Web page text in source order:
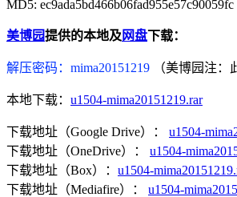
MD5: ec9ada5bd466b06fad955e57c90059fc
美博园提供的本地及 网盘下载：
解压密码：mima20151219 （美博园注
本地下载： u1504-mima20151219.rar
下载地址（Google Drive）： u1504-
下载地址（OneDrive）： u1504-
下载地址（Box）： u1504-
下载地址（Mediafire）： u1504-